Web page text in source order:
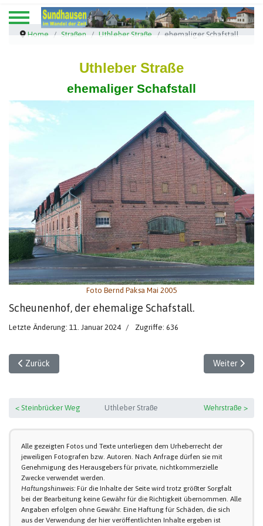
Home Straßen Uthleber Straße ehemaliger Schafstall
Uthleber Straße
ehemaliger Schafstall
Foto Bernd Paksa Mai 2005
Scheunenhof, der ehemalige Schafstall.
Letzte Änderung: 11. Januar 2024 Zugriffe: 636
Vorheriger Beitrag: Uthleber Straße (4)
Zurück Nächster
Weiter
< Steinbrücker Weg Uthleber Straße Wehrstraße >
Alle gezeigten Fotos und Texte unterliegen dem Urheberrecht der
jeweiligen Fotografen bzw. Autoren. Nach Anfrage dürfen sie mit
Genehmigung des Herausgebers für private, nichtkommerzielle
Zwecke verwendet werden.
Haftungshinweis: Für die Inhalte der Seite wird trotz größter Sorgfalt
bei der Bearbeitung keine Gewähr für die Richtigkeit übernommen. Alle
Angaben erfolgen ohne Gewähr. Eine Haftung für Schäden, die sich
aus der Verwendung der hier veröffentlichten Inhalte ergeben ist